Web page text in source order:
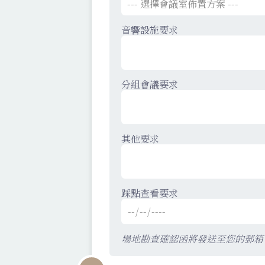
音響設施要求
分組會議要求
其他要求
踩點查看要求
場地勘查確認函將發送至您的郵箱